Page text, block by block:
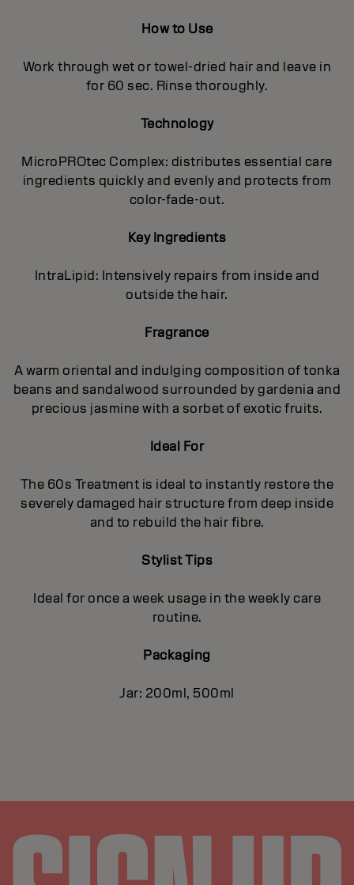
How to Use
Work through wet or towel-dried hair and leave in
for 60 sec. Rinse thoroughly.
Technology
MicroPROtec Complex: distributes essential care
ingredients quickly and evenly and protects from
color-fade-out.
Key Ingredients
IntraLipid: Intensively repairs from inside and
outside the hair.
Fragrance
A warm oriental and indulging composition of tonka
beans and sandalwood surrounded by gardenia and
precious jasmine with a sorbet of exotic fruits.
Ideal For
The 60s Treatment is ideal to instantly restore the
severely damaged hair structure from deep inside
and to rebuild the hair fibre.
Stylist Tips
Ideal for once a week usage in the weekly care
routine.
Packaging
Jar: 200ml, 500ml